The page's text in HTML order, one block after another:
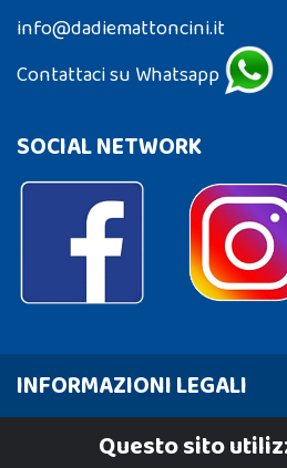
info@dadiemattoncini.it
Contattaci su Whatsapp
SOCIAL NETWORK
INFORMAZIONI LEGALI
Cookie PolicyQuesto sito